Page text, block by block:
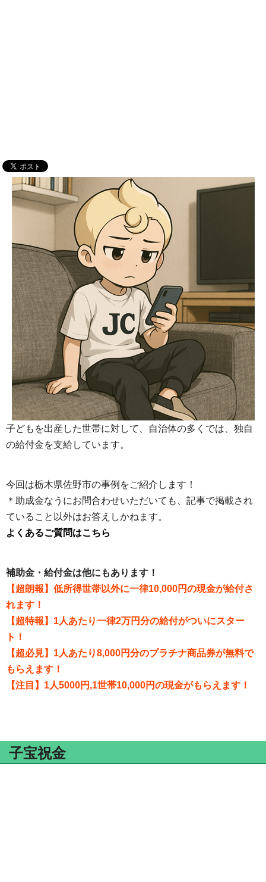
子どもを出産した世帯に対して、自治体の多くでは、独自
の給付金を支給しています。
今回は栃木県佐野市の事例をご紹介します！
＊助成金なうにお問合わせいただいても、記事で掲載され
ていること以外はお答えしかねます。
よくあるご質問はこちら
補助金・給付金は他にもあります！
【超朗報】低所得世帯以外に一律10,000円の現金が給付さ
れます！
【超特報】1人あたり一律2万円分の給付がついにスター
ト！
【超必見】1人あたり8,000円分のプラチナ商品券が無料で
もらえます！
【注目】1人5000円,1世帯10,000円の現金がもらえます！
子宝祝金